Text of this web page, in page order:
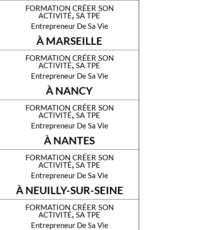
formation créer son
activité, sa tpe
Entrepreneur De Sa Vie
À MARSEILLE
formation créer son
activité, sa tpe
Entrepreneur De Sa Vie
À NANCY
formation créer son
activité, sa tpe
Entrepreneur De Sa Vie
À NANTES
formation créer son
activité, sa tpe
Entrepreneur De Sa Vie
À NEUILLY-SUR-SEINE
formation créer son
activité, sa tpe
Entrepreneur De Sa Vie